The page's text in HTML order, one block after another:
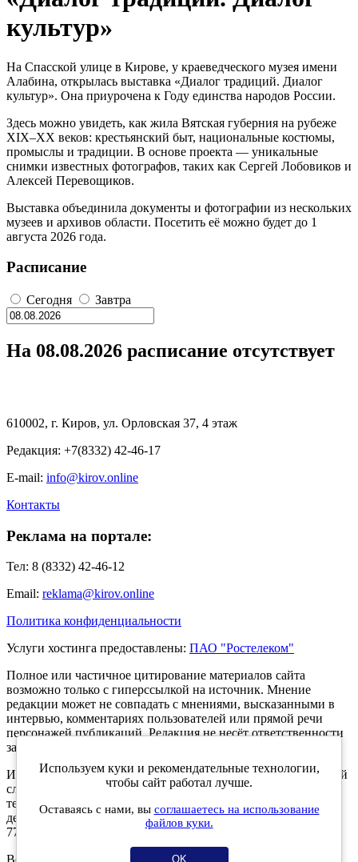
культур»
На Спасской улице в Кирове, у краеведческого музея имени
Алабина, открылась выставка «Диалог традиций. Диалог
культур». Она приурочена к Году единства народов России.
Здесь можно увидеть, как жила Вятская губерния на рубеже
XIX–XX веков: крестьянский быт, национальные костюмы,
промыслы и традиции. В основе проекта — уникальные
снимки известных фотографов, таких как Сергей Лобовиков и
Алексей Перевощиков.
Выставка объединила документы и фотографии из нескольких
музеев и архивов области. Посетить её можно будет до 1
августа 2026 года.
Расписание
Сегодня Завтра
На 08.08.2026 расписание отсутствует
610002, г. Киров, ул. Орловская 37, 4 этаж
Редакция: +7(8332) 42-46-17
E-mail: info@kirov.online
Контакты
Реклама на портале:
Тел: 8 (8332) 42-46-12
Email: reklama@kirov.online
Политика конфиденциальности
Услуги хостинга предоставлены: ПАО "Ростелеком"
Полное или частичное цитирование материалов сайта
возможно только с гиперссылкой на источник. Мнение
редакции может не совпадать с мнениями, высказанными в
интервью, комментариях пользователей или прямой речи
персонажей публикаций. Редакция не несёт ответственности
за текст комментариев читателей.
Интернет-портал Kirov.online зарегистрирован в Федеральной
службе по надзору в сфере связи, информационных
технологий и массовых коммуникаций (Роскомнадзор) 5
декабря 2019 года. Регистрационный номер ЭЛ № ФС 77 -
77189.
Используем куки и рекомендательные технологии,
чтобы сайт работал лучше.
Оставаясь с нами, вы соглашаетесь на использование
файлов куки.
OK